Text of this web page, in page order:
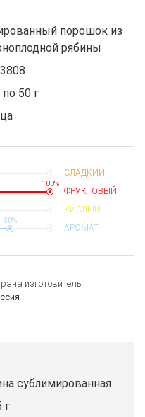
порошок из
рябины
50 г
СЛАДКИЙ
100%
ФРУКТОВЫЙ
КИСЛЫЙ
80%
АРОМАТ
изготовитель
сублимированная
г